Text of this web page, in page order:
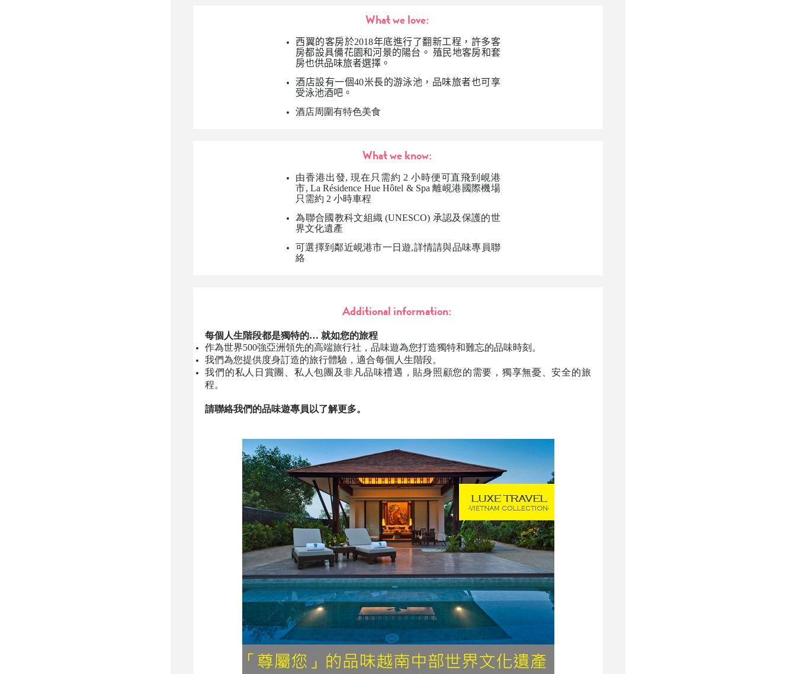
What we love:
西翼的客房於2018年底進行了翻新工程，許多客
房都設具備花園和河景的陽台。 殖民地客房和套
房也供品味旅者選擇。
酒店設有一個40米長的游泳池， 品味旅者也可享
受泳池酒吧。
酒店周圍有特色美食
What we know:
由香港出發,現在只需約 2小時便可直飛到峴港
市,La Résidence Hue Hôtel & Spa離峴港國際機場
只需約 2小時車程
為聯合國教科文組織 (UNESCO) 承認及保護的世
界文化遺產
可選擇到鄰近峴港市一日遊,詳情請與品味專員聯
絡
Additional information:
每個人生階段都是獨特的… 就如您的旅程
作為世界500強亞洲領先的高端旅行社，品味遊為您打造獨特和難忘的品味時刻。
我們為您提供度身訂造的旅行體驗，適合每個人生階段。
我們的私人日賞團、私人包團及非凡品味禮遇，貼身照顧您的需要，獨享無憂、安全的旅
程。
請聯絡我們的品味遊專員以了解更多。